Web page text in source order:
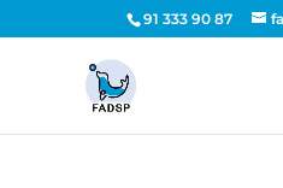
91 333 90 87